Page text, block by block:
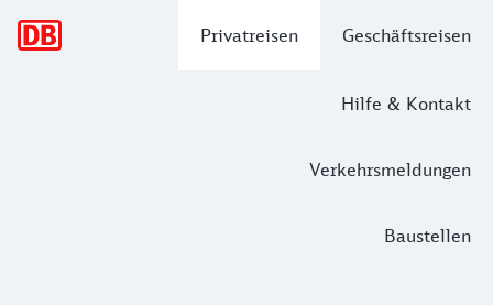
Privatreisen Geschäftsreisen
Hilfe & Kontakt
Verkehrsmeldungen
Baustellen